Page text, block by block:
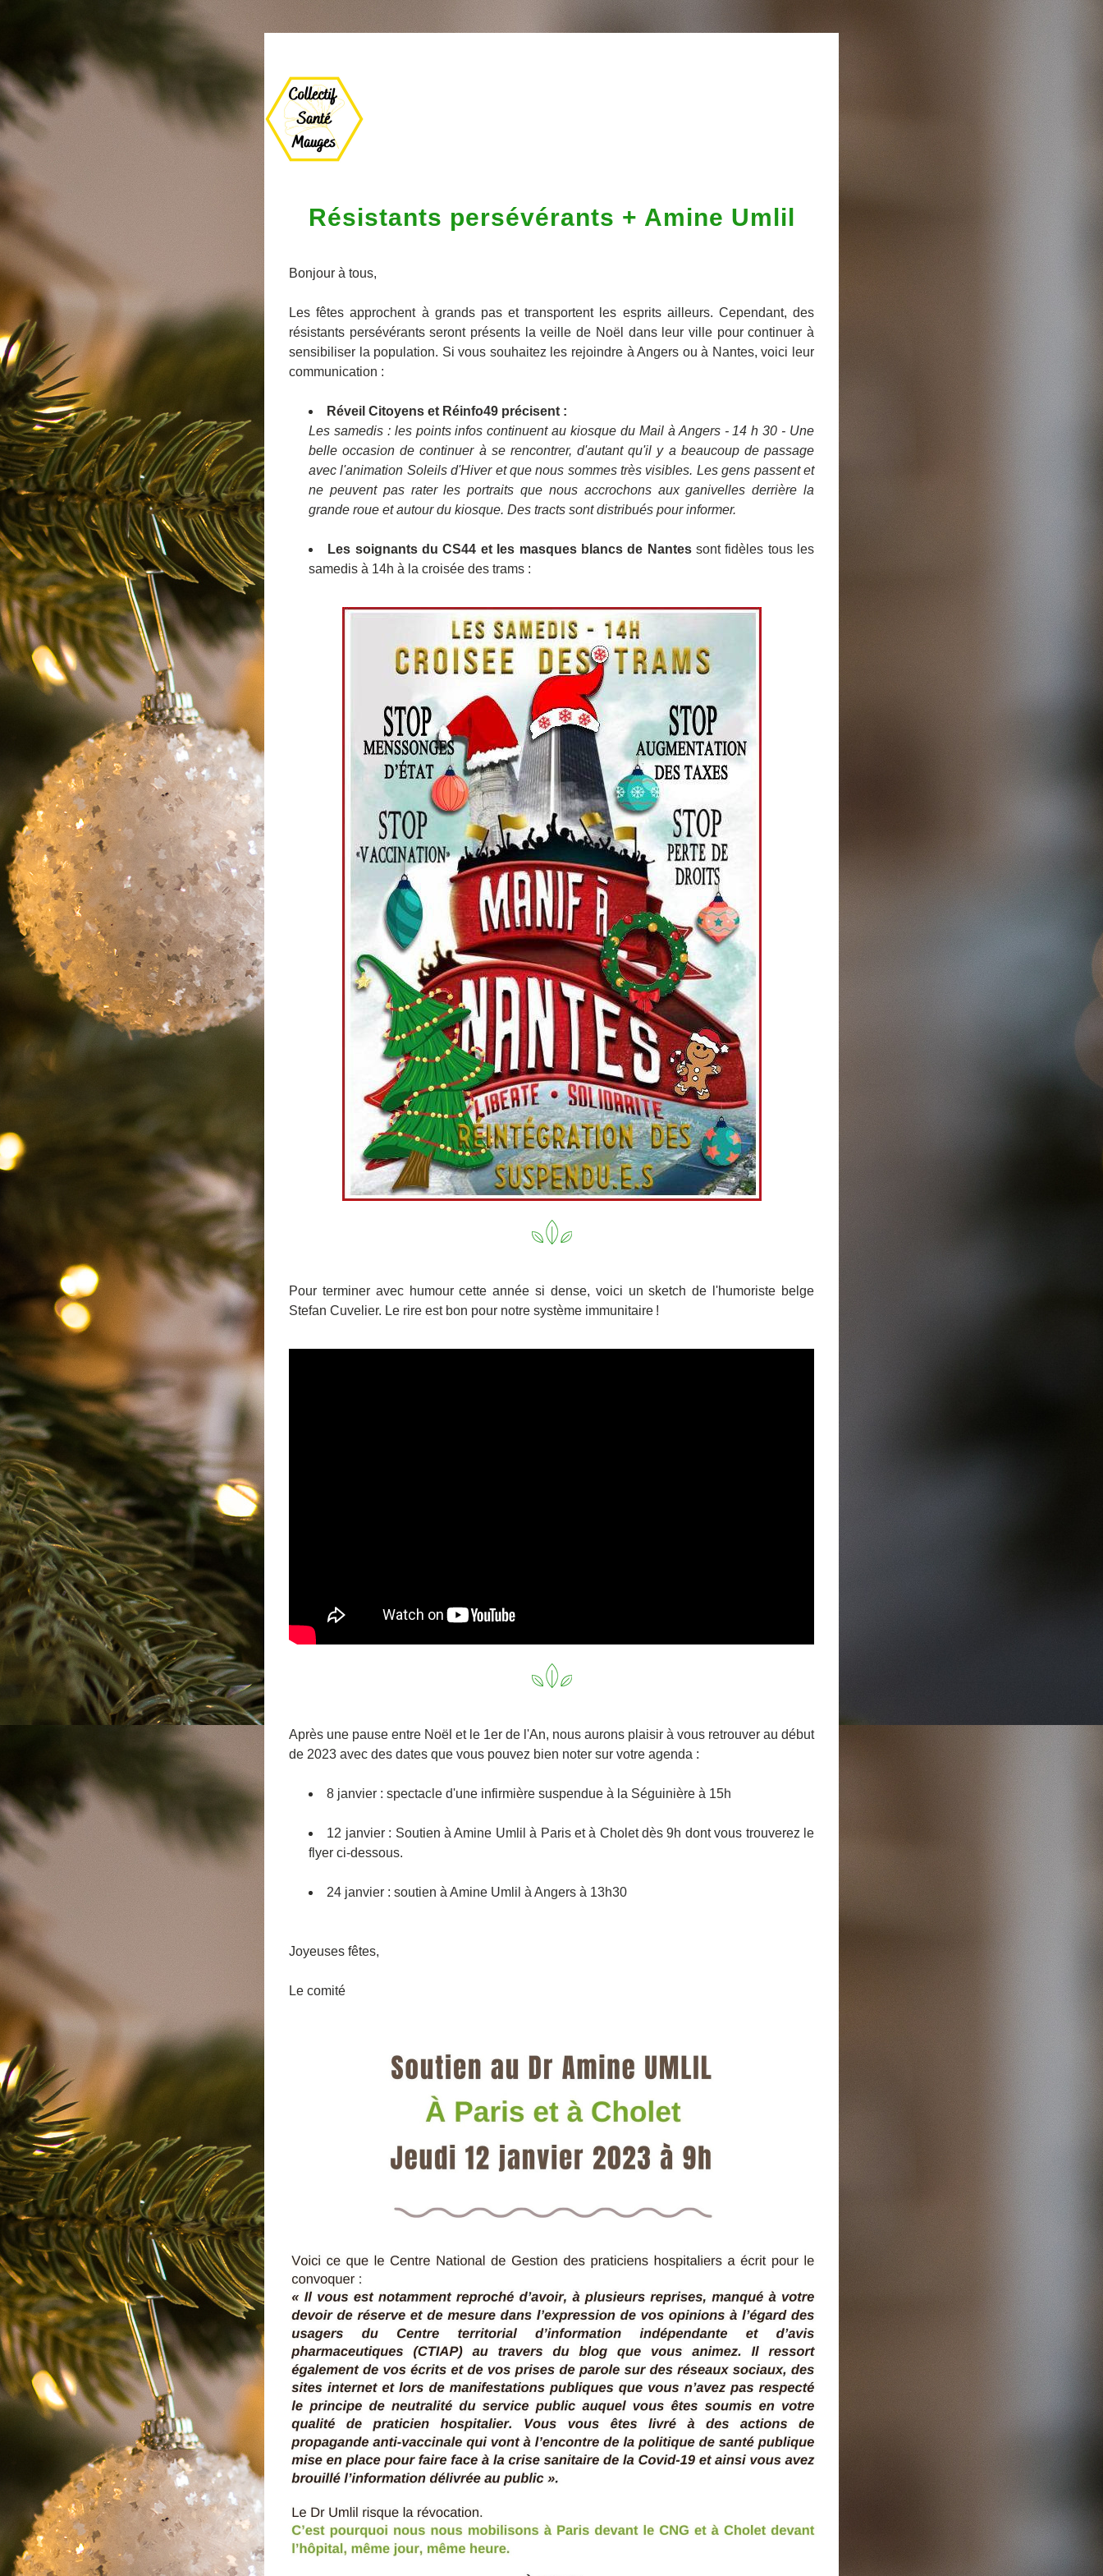
Résistants persévérants + Amine Umlil
Bonjour à tous,
Les fêtes approchent à grands pas et transportent les esprits ailleurs. Cependant, des
résistants persévérants seront présents la veille de Noël dans leur ville pour continuer à
sensibiliser la population. Si vous souhaitez les rejoindre à Angers ou à Nantes, voici leur
communication :
Réveil Citoyens et Réinfo49 précisent :
Les samedis : les points infos continuent au kiosque du Mail à Angers - 14 h 30 - Une
belle occasion de continuer à se rencontrer, d'autant qu'il y a beaucoup de passage
avec l'animation Soleils d'Hiver et que nous sommes très visibles. Les gens passent et
ne peuvent pas rater les portraits que nous accrochons aux ganivelles derrière la
grande roue et autour du kiosque. Des tracts sont distribués pour informer.
Les soignants du CS44 et les masques blancs de Nantes sont fidèles tous les
samedis à 14h à la croisée des trams :
Pour terminer avec humour cette année si dense, voici un sketch de l'humoriste belge
Stefan Cuvelier. Le rire est bon pour notre système immunitaire !
Après une pause entre Noël et le 1er de l'An, nous aurons plaisir à vous retrouver au début
de 2023 avec des dates que vous pouvez bien noter sur votre agenda :
8 janvier : spectacle d'une infirmière suspendue à la Séguinière à 15h
12 janvier : Soutien à Amine Umlil à Paris et à Cholet dès 9h dont vous trouverez le
flyer ci-dessous.
24 janvier : soutien à Amine Umlil à Angers à 13h30
Joyeuses fêtes,
Le comité